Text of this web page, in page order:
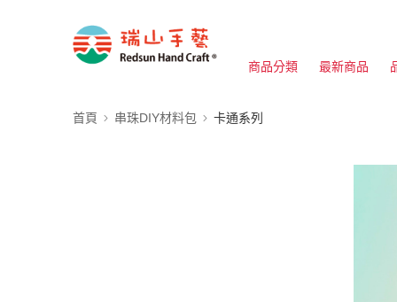
商品分類 最新商品
首頁 串珠DIY材料包 卡通系列